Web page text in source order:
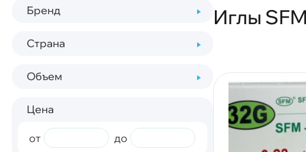
Бренд
Страна
Объем
Цена
от до
Иглы SFM